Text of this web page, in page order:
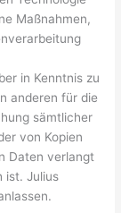
Maßnahmen,
in Kenntnis zu
anderen für die
sämtlicher
von Kopien
Daten verlangt
ist. Julius